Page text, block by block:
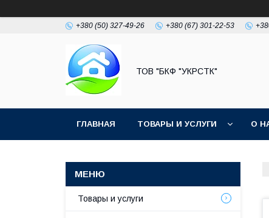
+380 (50) 327-49-26 +380 (67) 301-22-53
ТОВ "БКФ "УКРСТК"
ГЛАВНАЯ ТОВАРЫ И УСЛУГИ О
Товары и услуги